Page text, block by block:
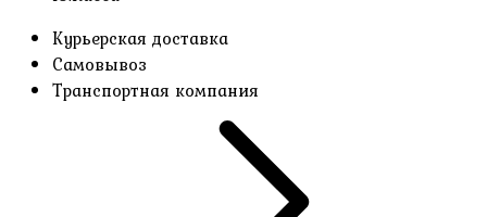
Курьерская доставка
Самовывоз
Транспортная компания